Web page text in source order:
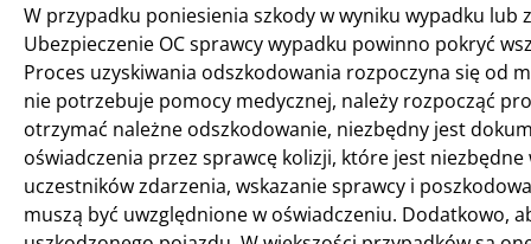
W przypadku poniesienia szkody w wyniku wypadku
Ubezpieczenie OC sprawcy wypadku powinno pokryć
Proces uzyskiwania odszkodowania rozpoczyna się od
nie potrzebuje pomocy medycznej, należy rozpocząć
otrzymać należne odszkodowanie, niezbędny jest
oświadczenia przez sprawcę kolizji, które jest
uczestników zdarzenia, wskazanie sprawcy i
muszą być uwzględnione w oświadczeniu. Dodatkowo,